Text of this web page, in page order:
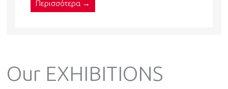
Περισσότερα →
Our EXHIBITIONS